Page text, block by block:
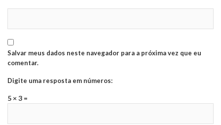
Salvar meus dados neste navegador para a próxima vez que eu
comentar.
Digite uma resposta em números:
5 × 3 =